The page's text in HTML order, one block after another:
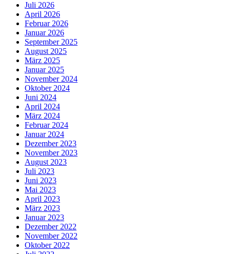
Juli 2026
April 2026
Februar 2026
Januar 2026
September 2025
August 2025
März 2025
Januar 2025
November 2024
Oktober 2024
Juni 2024
April 2024
März 2024
Februar 2024
Januar 2024
Dezember 2023
November 2023
August 2023
Juli 2023
Juni 2023
Mai 2023
April 2023
März 2023
Januar 2023
Dezember 2022
November 2022
Oktober 2022